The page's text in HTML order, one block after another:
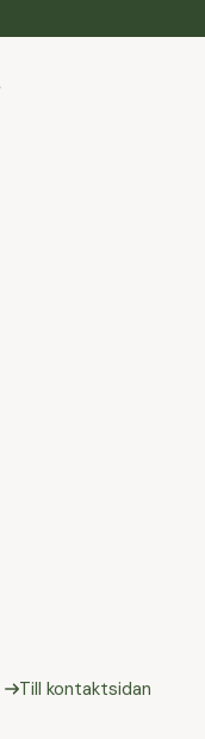
Till kontaktsidan